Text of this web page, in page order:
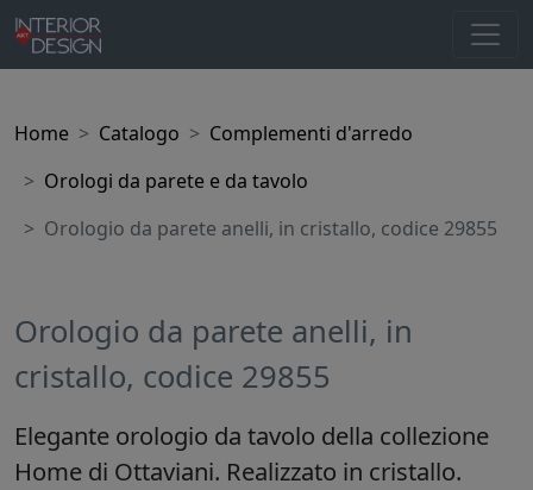
Home Catalogo
Complementi d'arredo
Orologi da parete e da tavolo
Orologio da parete anelli, in cristallo, codice 29855
Orologio da parete anelli, in
cristallo, codice 29855
Elegante orologio da tavolo della collezione
Home di Ottaviani. Realizzato in cristallo.